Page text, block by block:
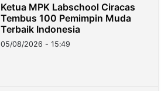
Ketua MPK Labschool Ciracas
Tembus 100 Pemimpin Muda
Terbaik Indonesia
05/08/2026 - 15:49